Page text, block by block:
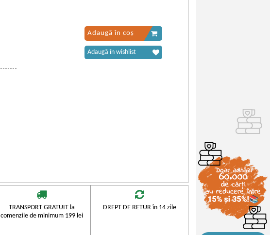
Adaugă în coș
Adaugă în wishlist
TRANSPORT GRATUIT la
comenzile de minimum 199 lei
DREPT DE RETUR în 14 zile